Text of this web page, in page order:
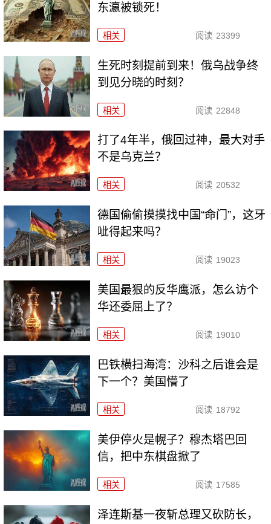
东瀛被锁死！
相关 阅读 23399
生死时刻提前到来！俄乌战争终
到见分晓的时刻？
相关 阅读 22848
打了4年半，俄回过神，最大对手
不是乌克兰？
相关 阅读 20532
德国偷偷摸摸找中国“命门”，这牙
呲得起来吗？
相关 阅读 19023
美国最狠的反华鹰派，怎么访个
华还委屈上了？
相关 阅读 19010
巴铁横扫海湾：沙科之后谁会是
下一个？美国懵了
相关 阅读 18792
美伊停火是幌子？穆杰塔巴回
信，把中东棋盘掀了
相关 阅读 17585
泽连斯基一夜斩总理又砍防长，